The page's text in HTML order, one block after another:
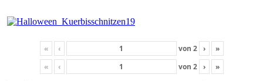
« ‹ von 2 ›
»
«
‹ von 2 › »